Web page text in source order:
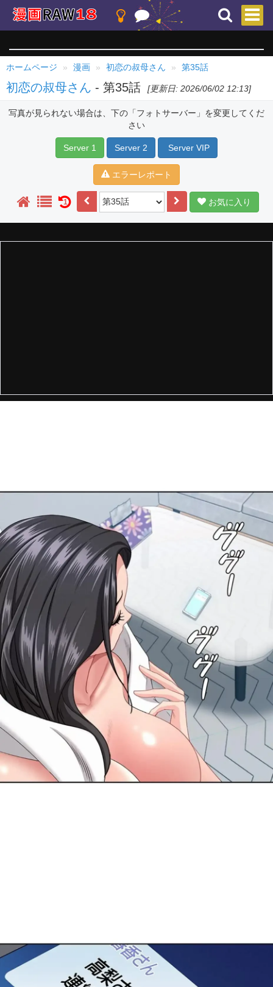
ホームページ 漫画 初恋の叔母さん 第35話
初恋の叔母さん - 第35話 [更新日: 2026/06/02 12:13]
写真が見られない場合は、下の「フォトサーバー」を変更してくだ
さい
Server 1 Server 2 Server VIP
エラーレポート
1 お気に入り